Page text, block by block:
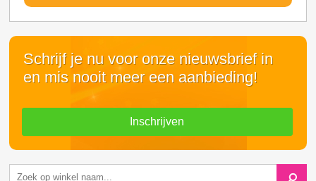
Schrijf je nu voor onze nieuwsbrief in
en mis nooit meer een aanbieding!
Inschrijven